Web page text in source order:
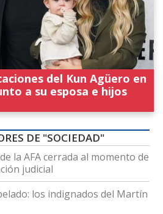
del Kun Agüero en
a su esposa e hijos
DE "SOCIEDAD"
la AFA cerrada al momento de
judicial
los indignados del Martín